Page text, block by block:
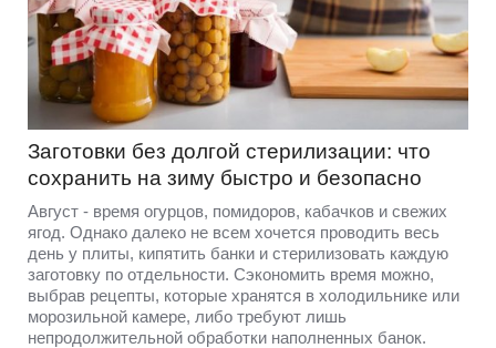
Заготовки без долгой стерилизации: что
сохранить на зиму быстро и безопасно
Август - время огурцов, помидоров, кабачков и свежих
ягод. Однако далеко не всем хочется проводить весь
день у плиты, кипятить банки и стерилизовать каждую
заготовку по отдельности. Сэкономить время можно,
выбрав рецепты, которые хранятся в холодильнике или
морозильной камере, либо требуют лишь
непродолжительной обработки наполненных банок.